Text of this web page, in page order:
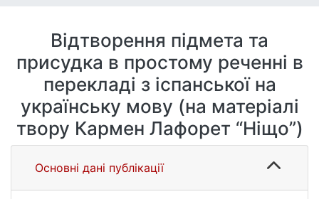
Відтворення підмета та
присудка в простому реченні в
перекладі з іспанської на
українську мову (на матеріалі
твору Кармен Лафорет “Ніщо”)
Основні дані публікації